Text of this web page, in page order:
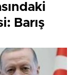
Barış